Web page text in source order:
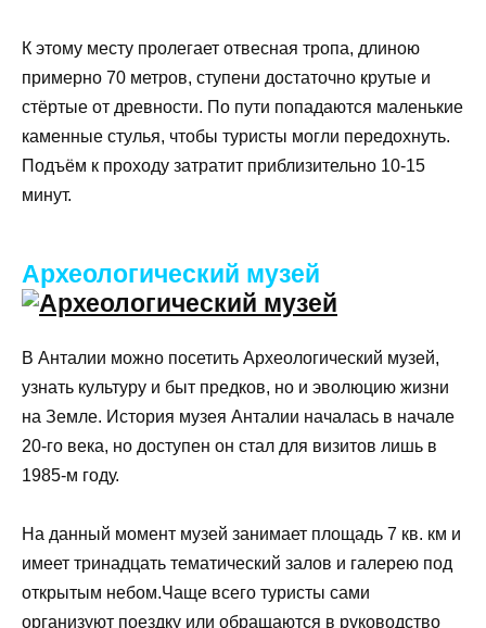
К этому месту пролегает отвесная тропа, длиною
примерно 70 метров, ступени достаточно крутые и
стёртые от древности. По пути попадаются маленькие
каменные стулья, чтобы туристы могли передохнуть.
Подъём к проходу затратит приблизительно 10-15
минут.
Археологический музей
В Анталии можно посетить Археологический музей,
узнать культуру и быт предков, но и эволюцию жизни
на Земле. История музея Анталии началась в начале
20-го века, но доступен он стал для визитов лишь в
1985-м году.
На данный момент музей занимает площадь 7 кв. км и
имеет тринадцать тематический залов и галерею под
открытым небом.Чаще всего туристы сами
организуют поездку или обращаются в руководство